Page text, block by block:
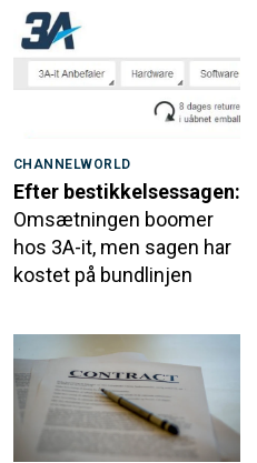
CHANNELWORLD
Efter bestikkelsessagen:
Omsætningen boomer
hos 3A-it, men sagen har
kostet på bundlinjen